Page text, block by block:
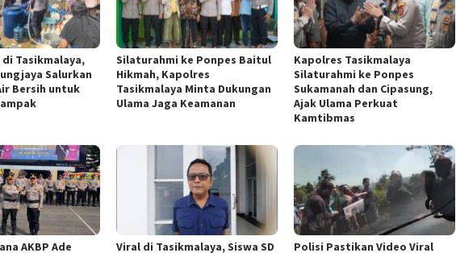
Tasikmalaya,
Salurkan
Bersih untuk
Silaturahmi ke Ponpes Baitul
Hikmah, Kapolres
Tasikmalaya Minta Dukungan
Ulama Jaga Keamanan
Kapolres Tasikmalaya
Silaturahmi ke Ponpes
Sukamanah dan Cipasung,
Ajak Ulama Perkuat
Kamtibmas
AKBP Ade Viral di Tasikmalaya, Siswa SD Polisi Pastikan Video Viral